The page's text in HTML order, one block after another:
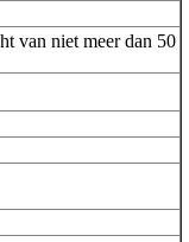
van niet meer dan 50